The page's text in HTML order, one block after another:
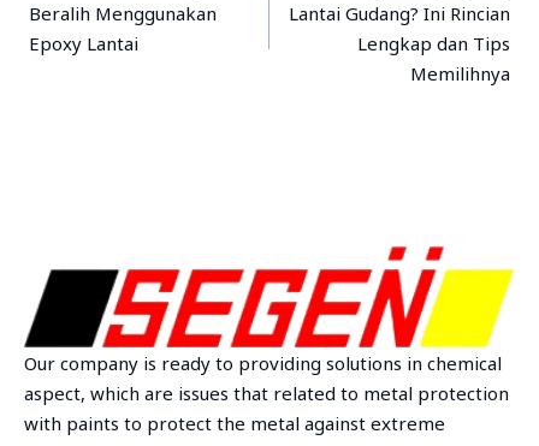
Beralih Menggunakan
Epoxy Lantai
Lantai Gudang? Ini Rincian
Lengkap dan Tips
Memilihnya
Our company is ready to providing solutions in chemical
aspect, which are issues that related to metal protection
with paints to protect the metal against extreme